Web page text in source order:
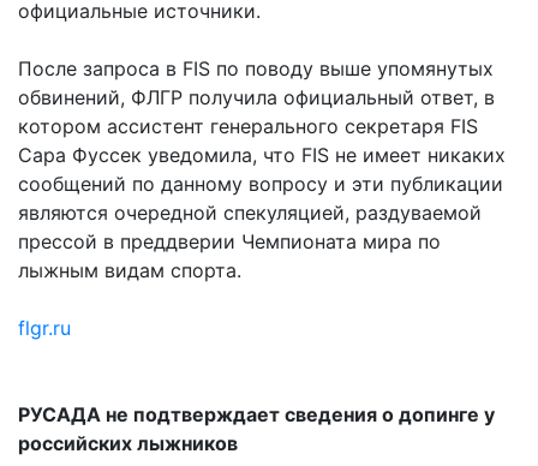
официальные источники.
После запроса в FIS по поводу выше упомянутых
обвинений, ФЛГР получила официальный ответ, в
котором ассистент генерального секретаря FIS
Сара Фуссек уведомила, что FIS не имеет никаких
сообщений по данному вопросу и эти публикации
являются очередной спекуляцией, раздуваемой
прессой в преддверии Чемпионата мира по
лыжным видам спорта.
flgr.ru
РУСАДА не подтверждает сведения о допинге у
российских лыжников